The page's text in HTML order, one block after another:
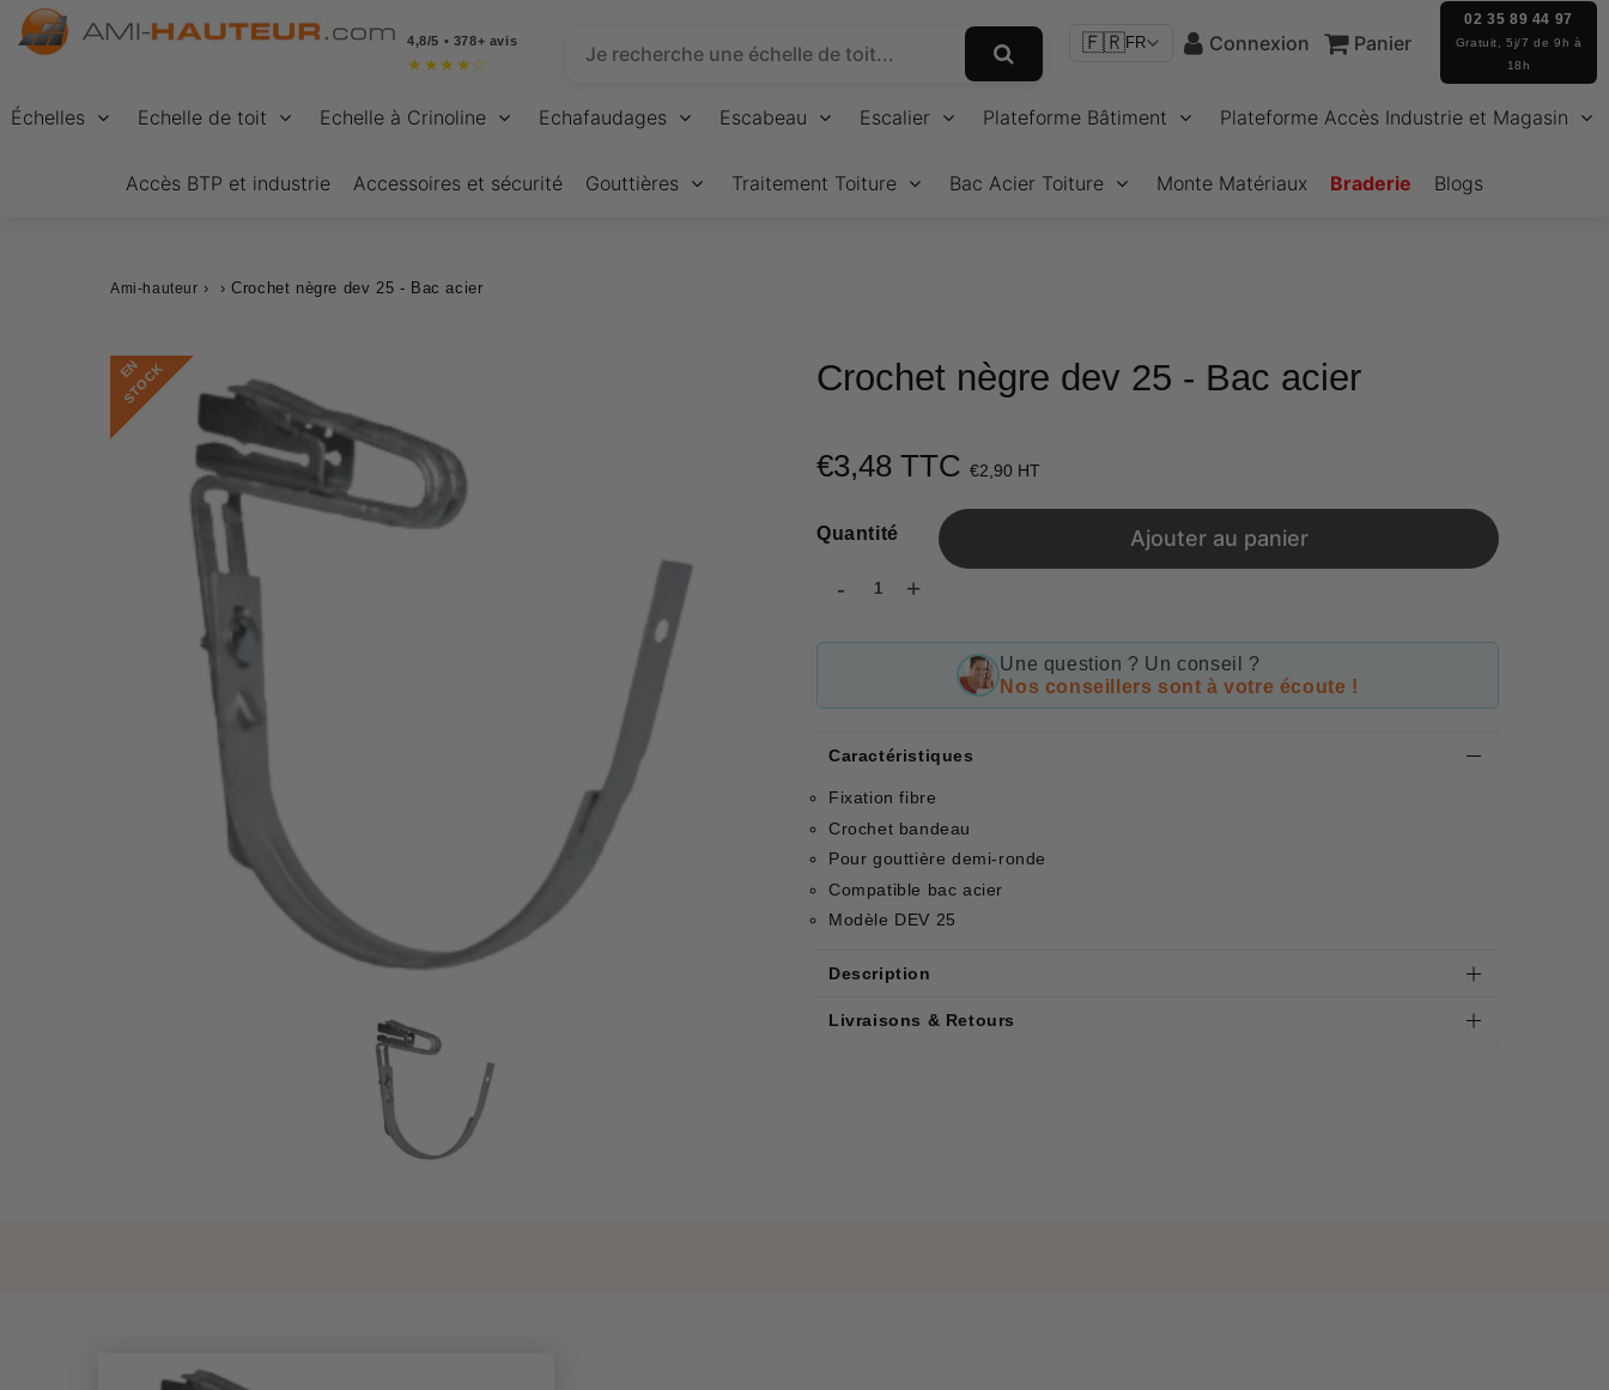
4,8/5 • 378+ avis
★ ★ ★ ★ ☆
🇫🇷FR Connexion Panier
02 35 89 44 97
Gratuit, 5j/7 de 9h à
18h
Échelles Echelle de toit Echelle à Crinoline Echafaudages Escabeau Escalier Plateforme Bâtiment Plateforme Accès Industrie et Magasin
Accès BTP et industrie Accessoires et sécurité Gouttières Traitement Toiture Bac Acier Toiture Monte Matériaux Braderie Blogs
Ami-hauteur › › Crochet nègre dev 25 - Bac acier
E
N
S
T
O
C
K Crochet nègre dev 25 - Bac acier
€3,48 TTC €2,90 HT
Quantité
- +
Ajouter au panier
Une question ? Un conseil ?
Nos conseillers sont à votre écoute !
Caractéristiques
Fixation fibre
Crochet bandeau
Pour gouttière demi-ronde
Compatible bac acier
Modèle DEV 25
Description
Livraisons & Retours